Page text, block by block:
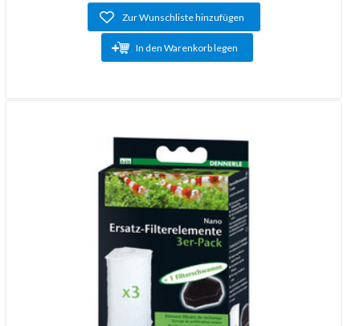
Zur Wunschliste hinzufügen
In den Warenkorb legen